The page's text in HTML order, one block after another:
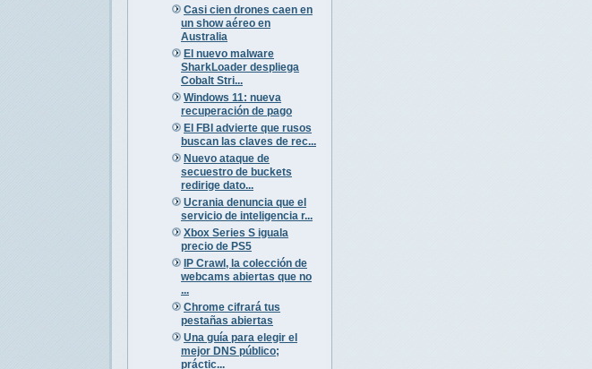
Casi cien drones caen en
un show aéreo en
Australia
El nuevo malware
SharkLoader despliega
Cobalt Stri...
Windows 11: nueva
recuperación de pago
El FBI advierte que rusos
buscan las claves de rec...
Nuevo ataque de
secuestro de buckets
redirige dato...
Ucrania denuncia que el
servicio de inteligencia r...
Xbox Series S iguala
precio de PS5
IP Crawl, la colección de
webcams abiertas que no
...
Chrome cifrará tus
pestañas abiertas
Una guía para elegir el
mejor DNS público;
práctic...